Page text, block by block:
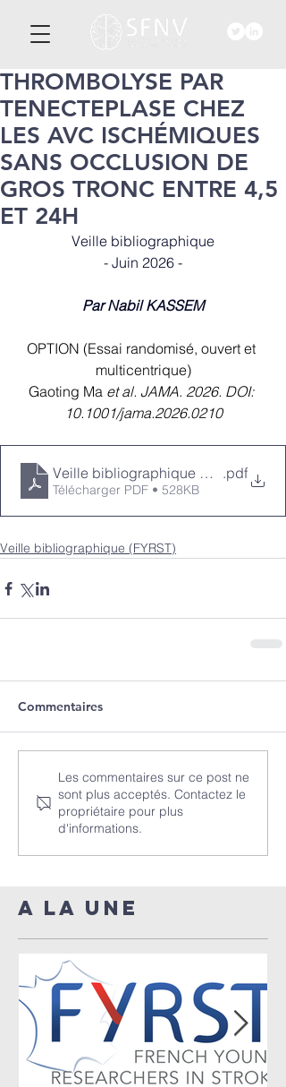
THROMBOLYSE PAR
TENECTEPLASE CHEZ
LES AVC ISCHÉMIQUES
SANS OCCLUSION DE
GROS TRONC ENTRE 4,5
ET 24H
Veille bibliographique
- Juin 2026 -
Par Nabil KASSEM
OPTION (Essai randomisé, ouvert et
multicentrique)
Gaoting Ma et al. JAMA. 2026. DOI:
10.1001/jama.2026.0210
Veille bibliographique Groupe.pdf
Télécharger PDF • 528KB
Veille bibliographique (FYRST)
Commentaires
Les commentaires sur ce post ne
sont plus acceptés. Contactez le
propriétaire pour plus
d'informations.
A LA UNE